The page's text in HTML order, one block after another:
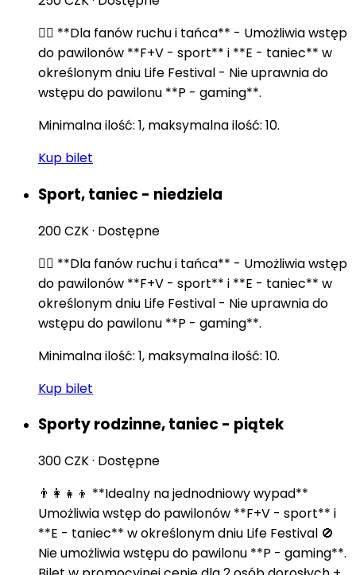
🏃‍♂️ **Dla fanów ruchu i tańca** - Umożliwia wstęp
do pawilonów **F+V - sport** i **E - taniec** w
określonym dniu Life Festival - Nie uprawnia do
wstępu do pawilonu **P - gaming**.
Minimalna ilość: 1, maksymalna ilość: 10.
Kup bilet
Sport, taniec - niedziela
200 CZK· Dostępne
🏃‍♂️ **Dla fanów ruchu i tańca** - Umożliwia wstęp
do pawilonów **F+V - sport** i **E - taniec** w
określonym dniu Life Festival - Nie uprawnia do
wstępu do pawilonu **P - gaming**.
Minimalna ilość: 1, maksymalna ilość: 10.
Kup bilet
Sporty rodzinne, taniec - piątek
300 CZK· Dostępne
👨‍👩‍👧‍👦 **Idealny na jednodniowy wypad**
Umożliwia wstęp do pawilonów **F+V - sport** i
**E - taniec** w określonym dniu Life Festival 🚫
Nie umożliwia wstępu do pawilonu **P - gaming**.